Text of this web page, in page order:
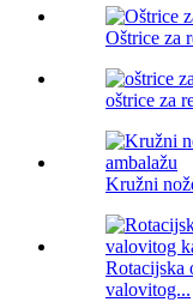
Oštrice za
oštrice za
Kružni
Rotacijska
valovitog...